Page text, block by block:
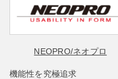
NEOPRO/ネオプロ
機能性を究極追求